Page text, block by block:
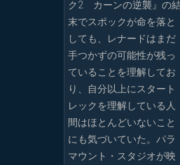
ク2 カーンの逆襲』の
末でスポックが命を落と
しても、レナードはまだ
手つかずの可能性が残っ
ていることを理解してお
り、自分以上にスタート
レックを理解している人
間はほとんどいないこと
にも気づいていた。パラ
マウント・スタジオが映